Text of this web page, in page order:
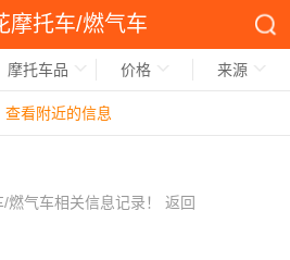
摩托车/燃气车
摩托车品 价格 来源
查看附近的信息
燃气车相关信息记录！ 返回